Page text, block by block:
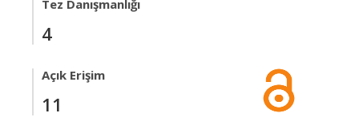
Tez Danışmanlığı
4
Açık Erişim
11